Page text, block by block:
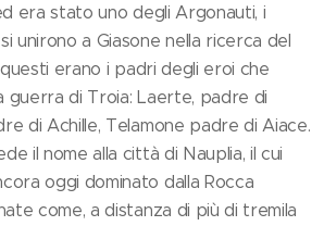
era stato uno degli Argonauti, i
unirono a Giasone nella ricerca del
erano i padri degli eroi che
guerra di Troia: Laerte, padre di
di Achille, Telamone padre di Aiace.
il nome alla città di Nauplia, il cui
oggi dominato dalla Rocca
come, a distanza di più di tremila